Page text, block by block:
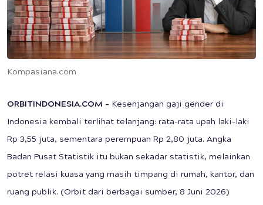
Kompasiana.com
ORBITINDONESIA.COM – Kesenjangan gaji gender di
Indonesia kembali terlihat telanjang: rata-rata upah laki-laki
Rp 3,55 juta, sementara perempuan Rp 2,80 juta. Angka
Badan Pusat Statistik itu bukan sekadar statistik, melainkan
potret relasi kuasa yang masih timpang di rumah, kantor, dan
ruang publik. (Orbit dari berbagai sumber, 8 Juni 2026)